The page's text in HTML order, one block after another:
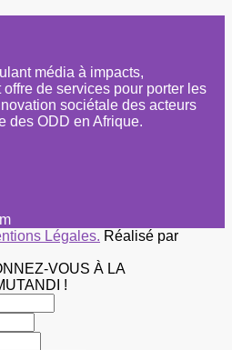
média à impacts,
offre de services pour porter les
sociétale des acteurs
des ODD en Afrique.
Légales. Réalisé par
VOUS À LA
!